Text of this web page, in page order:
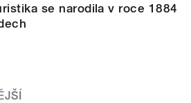
se narodila v roce 1884